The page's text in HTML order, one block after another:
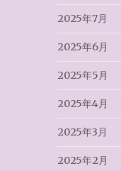
2025年7月
2025年6月
2025年5月
2025年4月
2025年3月
2025年2月